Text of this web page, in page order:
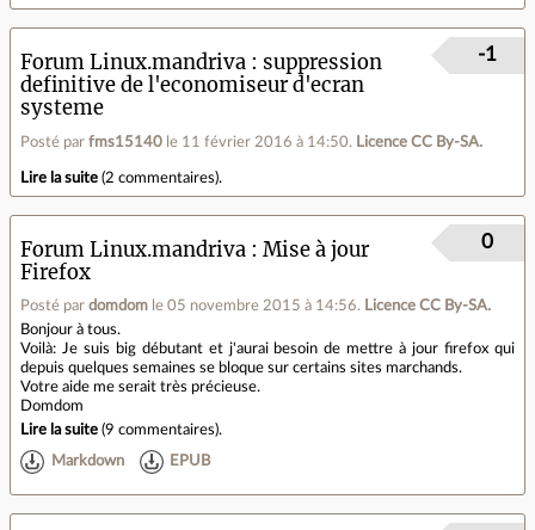
Forum Linux.mandriva
suppression
definitive de l'economiseur d'ecran
systeme
Posté par fms15140 le 11 février 2016 à 14:50. Licence CC By‑SA.
-1
Lire la suite (2 commentaires).
Forum Linux.mandriva
Mise à jour
Firefox
Posté par domdom le 05 novembre 2015 à 14:56. Licence CC By‑SA.
0
Bonjour à tous.
Voilà: Je suis big débutant et j'aurai besoin de mettre à jour firefox qui
depuis quelques semaines se bloque sur certains sites marchands.
Votre aide me serait très précieuse.
Domdom
Lire la suite (9 commentaires).
Markdown EPUB